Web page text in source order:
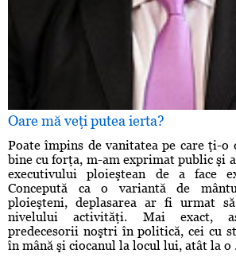
Oare mă veţi putea ierta?
Poate împins de vanitatea pe care ţi-o
bine cu forţa, m-am exprimat public şi
executivului ploieştean de a face
Concepută ca o variantă de
ploieşteni, deplasarea ar fi urmat
nivelului activităţi. Mai exact,
predecesorii noştri în politică, cei cu
în mână şi ciocanul la locul lui, atât la o